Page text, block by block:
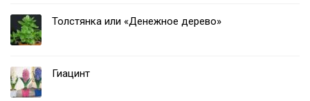
Толстянка или «Денежное дерево»
Гиацинт